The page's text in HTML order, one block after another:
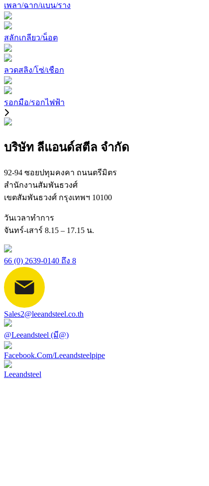
เพลา/ฉาก/แบน/ราง
สลักเกลียว/น็อต
ลวดสลิง/โซ่/เชือก
รอกมือ/รอกไฟฟ้า
บริษัท ลีแอนด์สตีล จำกัด
92-94 ซอยปทุมคงคา ถนนตรีมิตร
สำนักงานสัมพันธวงศ์
เขตสัมพันธวงศ์ กรุงเทพฯ 10100
วันเวลาทำการ
จันทร์-เสาร์ 8.15 – 17.15 น.
66 (0) 2639-0140 ถึง 8
Sales2@leeandsteel.co.th
@Leeandsteel (มี@)
Facebook.Com/Leeandsteelpipe
Leeandsteel